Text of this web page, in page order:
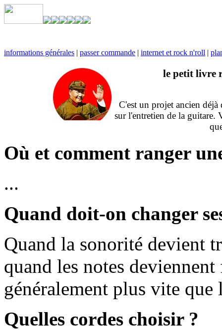
informations générales | passer commande | internet et rock n'roll |
le petit livre
C'est un projet ancien
sur l'entretien de la guitare.
Où et comment ranger
...
Quand doit-on changer
Quand la sonorité devient
quand les notes deviennent
généralement plus vite que
Quelles cordes choisir ?